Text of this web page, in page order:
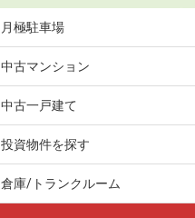
月極駐車場
中古マンション
中古一戸建て
投資物件を探す
倉庫/トランクルーム